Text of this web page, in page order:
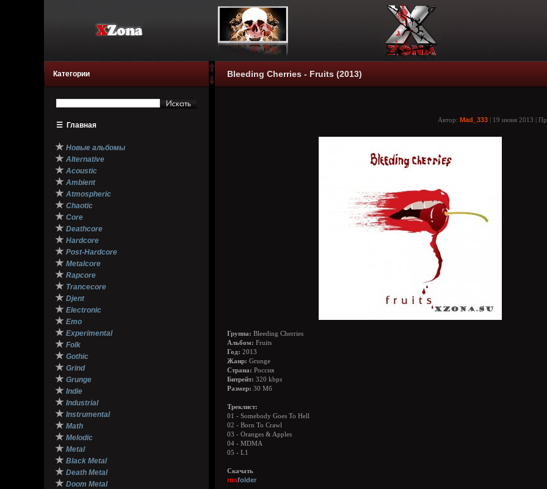
Категории
☰ Главная
★ Новые альбомы
★ Alternative
★ Acoustic
★ Ambient
★ Atmospheric
★ Chaotic
★ Core
★ Deathcore
★ Hardcore
★ Post-Hardcore
★ Metalcore
★ Rapcore
★ Trancecore
★ Djent
★ Electronic
★ Emo
★ Experimental
★ Folk
★ Gothic
★ Grind
★ Grunge
★ Indie
★ Industrial
★ Instrumental
★ Math
★ Melodic
★ Metal
★ Black Metal
★ Death Metal
★ Doom Metal
Bleeding Cherries - Fruits (2013)
Автор: Mad_333 | 19 июня 2013 |
Группа: Bleeding Cherries
Альбом: Fruits
Год: 2013
Жанр: Grunge
Страна: Россия
Битрейт: 320 kbps
Размер: 30 Мб
Треклист:
01 - Somebody Goes To Hell
02 - Born To Crawl
03 - Oranges & Apples
04 - MDMA
05 - L1
Скачать
rusfolder